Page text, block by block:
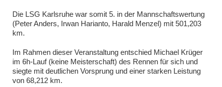
Die LSG Karlsruhe war somit 5. in der Mannschaftswertung
(Peter Anders, Irwan Harianto, Harald Menzel) mit 501,203
km.
Im Rahmen dieser Veranstaltung entschied Michael Krüger
im 6h-Lauf (keine Meisterschaft) des Rennen für sich und
siegte mit deutlichen Vorsprung und einer starken Leistung
von 68,212 km.